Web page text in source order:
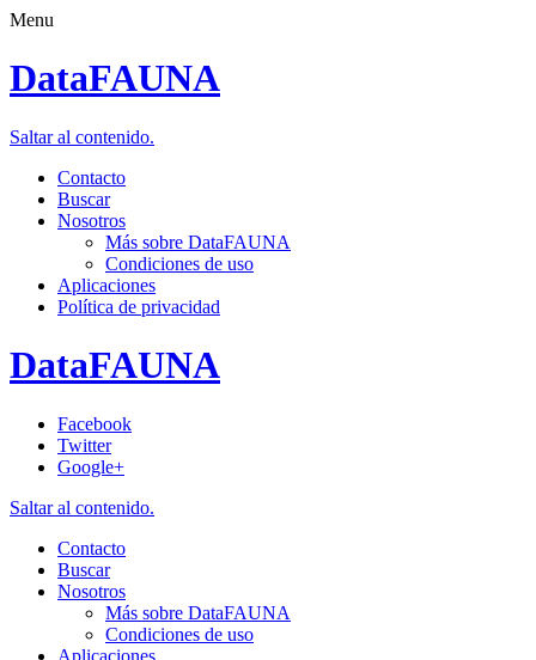
Menu
DataFAUNA
Saltar al contenido.
Contacto
Buscar
Nosotros
Más sobre DataFAUNA
Condiciones de uso
Aplicaciones
Política de privacidad
DataFAUNA
Facebook
Twitter
Google+
Saltar al contenido.
Contacto
Buscar
Nosotros
Más sobre DataFAUNA
Condiciones de uso
Aplicaciones